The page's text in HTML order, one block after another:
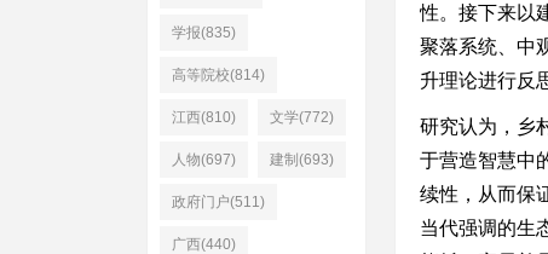
学报(835)
高等院校(814)
江西(810) 文学(772)
人物(697) 建制(693)
政府门户(511)
广西(440)
性。接下来以
聚落系统、中
升理论进行反
研究认为，乡
于营造智慧中
续性，从而保
当代强调的生